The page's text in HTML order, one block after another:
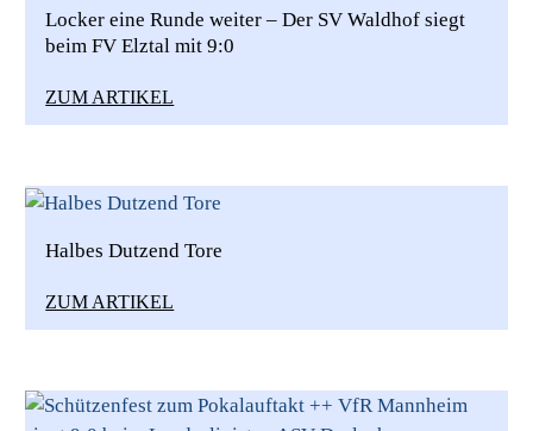
Locker eine Runde weiter – Der SV Waldhof siegt
beim FV Elztal mit 9:0
ZUM ARTIKEL
Halbes Dutzend Tore
ZUM ARTIKEL